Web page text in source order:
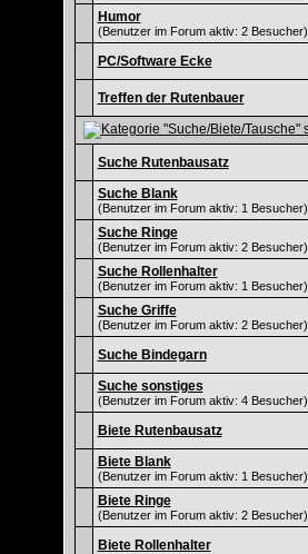
Humor
(Benutzer im Forum aktiv: 2 Besucher)
PC/Software Ecke
Treffen der Rutenbauer
Suche Rutenbausatz
Suche Blank
(Benutzer im Forum aktiv: 1 Besucher)
Suche Ringe
(Benutzer im Forum aktiv: 2 Besucher)
Suche Rollenhalter
(Benutzer im Forum aktiv: 1 Besucher)
Suche Griffe
(Benutzer im Forum aktiv: 2 Besucher)
Suche Bindegarn
Suche sonstiges
(Benutzer im Forum aktiv: 4 Besucher)
Biete Rutenbausatz
Biete Blank
(Benutzer im Forum aktiv: 1 Besucher)
Biete Ringe
(Benutzer im Forum aktiv: 2 Besucher)
Biete Rollenhalter